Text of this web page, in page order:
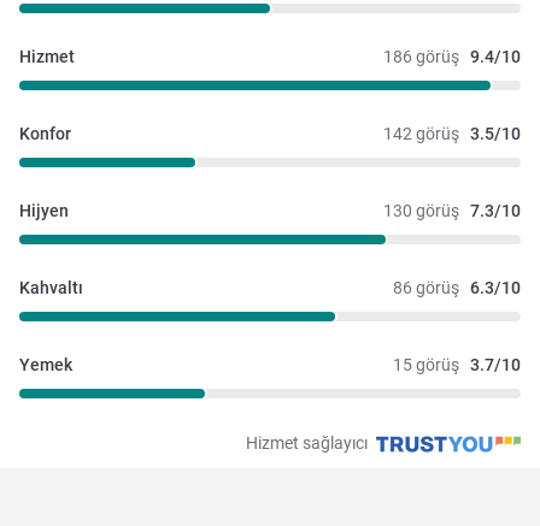
186 görüş 9.4/10
Hizmet
142 görüş 3.5/10
Konfor
130 görüş 7.3/10
Hijyen
86 görüş 6.3/10
Kahvaltı
15 görüş 3.7/10
Yemek
Hizmet sağlayıcı